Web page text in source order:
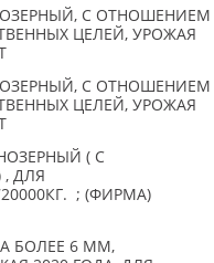
С ОТНОШЕНИЕМ
ЦЕЛЕЙ, УРОЖАЯ
С ОТНОШЕНИЕМ
ЦЕЛЕЙ, УРОЖАЯ
( С
ДЛЯ
; (ФИРМА)
БОЛЕЕ 6 ММ,